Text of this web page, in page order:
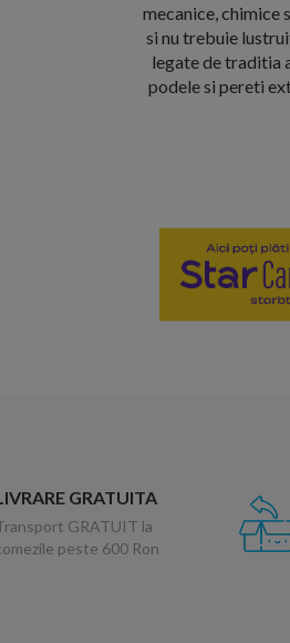
mecanice, chimice
si nu trebuie
legate de traditia
podele si pereti
GRATUITA
GRATUIT la
peste 600 Ron